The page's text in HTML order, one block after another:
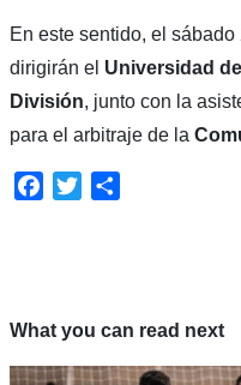
En este sentido, el sábado
dirigirán el Universidad
División, junto con la
para el arbitraje de la
Facebook
Twitter
What you can read next